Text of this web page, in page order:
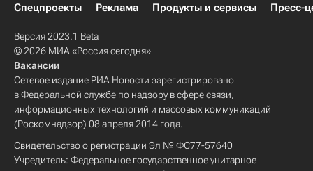
Спецпроекты
Реклама Продукты и сервисы Пресс-
Версия 2023.1 Beta
© 2026 МИА «Россия сегодня»
Вакансии
Сетевое издание РИА Новости зарегистрировано
в Федеральной службе по надзору в сфере связи,
информационных технологий и массовых коммуникаций
(Роскомнадзор) 08 апреля 2014 года.
Свидетельство о регистрации Эл № ФС77-57640
Учредитель: Федеральное государственное унитарное